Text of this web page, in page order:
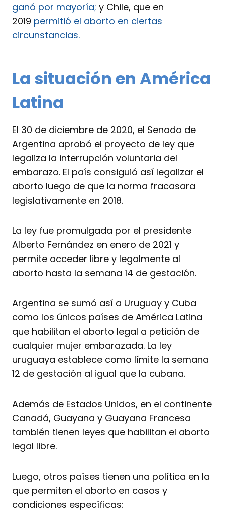
ganó por mayoría; y Chile, que en
2019 permitió el aborto en ciertas
circunstancias.
La situación en América
Latina
El 30 de diciembre de 2020, el Senado de
Argentina aprobó el proyecto de ley que
legaliza la interrupción voluntaria del
embarazo. El país consiguió así legalizar el
aborto luego de que la norma fracasara
legislativamente en 2018.
La ley fue promulgada por el presidente
Alberto Fernández en enero de 2021 y
permite acceder libre y legalmente al
aborto hasta la semana 14 de gestación.
Argentina se sumó así a Uruguay y Cuba
como los únicos países de América Latina
que habilitan el aborto legal a petición de
cualquier mujer embarazada. La ley
uruguaya establece como límite la semana
12 de gestación al igual que la cubana.
Además de Estados Unidos, en el continente
Canadá, Guayana y Guayana Francesa
también tienen leyes que habilitan el aborto
legal libre.
Luego, otros países tienen una política en la
que permiten el aborto en casos y
condiciones específicas: